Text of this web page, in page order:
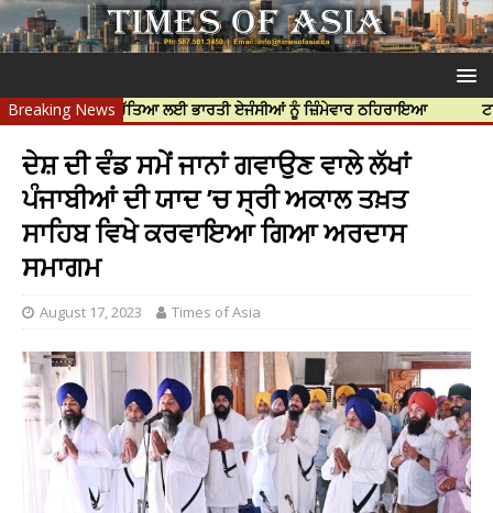
Breaking News
ਦੀ ਹੱਤਿਆ ਲਈ ਭਾਰਤੀ ਏਜੰਸੀਆਂ ਨੂੰ ਜ਼ਿੰਮੇਵਾਰ ਠਹਿਰਾਇਆ ਟਰੱਸਟਡ
ਦੇਸ਼ ਦੀ ਵੰਡ ਸਮੇਂ ਜਾਨਾਂ ਗਵਾਉਣ ਵਾਲੇ ਲੱਖਾਂ
ਪੰਜਾਬੀਆਂ ਦੀ ਯਾਦ ’ਚ ਸ੍ਰੀ ਅਕਾਲ ਤਖ਼ਤ
ਸਾਹਿਬ ਵਿਖੇ ਕਰਵਾਇਆ ਗਿਆ ਅਰਦਾਸ
ਸਮਾਗਮ
August 17, 2023 Times of Asia